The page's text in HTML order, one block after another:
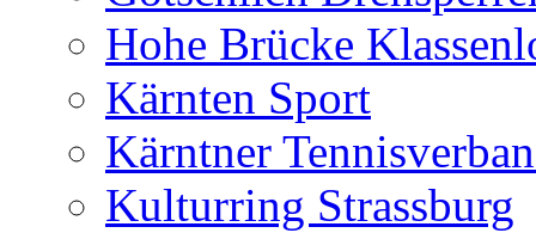
Hohe Brücke
Kärnten Sport
Kärntner
Kulturring Strassburg